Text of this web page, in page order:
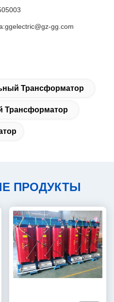
ggelectric@gz-gg.com
Трансформатор
Трансформатор
ПРОДУКТЫ